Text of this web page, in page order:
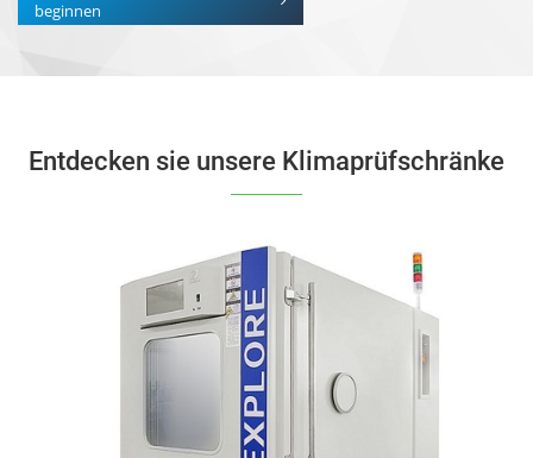
beginnen
Entdecken sie unsere Klimaprüfschränke